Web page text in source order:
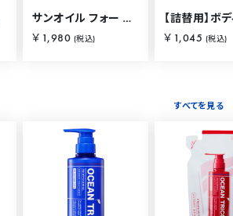
サンオイル フォー ザ オーシャン 120ml
￥1,980 (税込) ￥1,045 (税込)
すべてを見る